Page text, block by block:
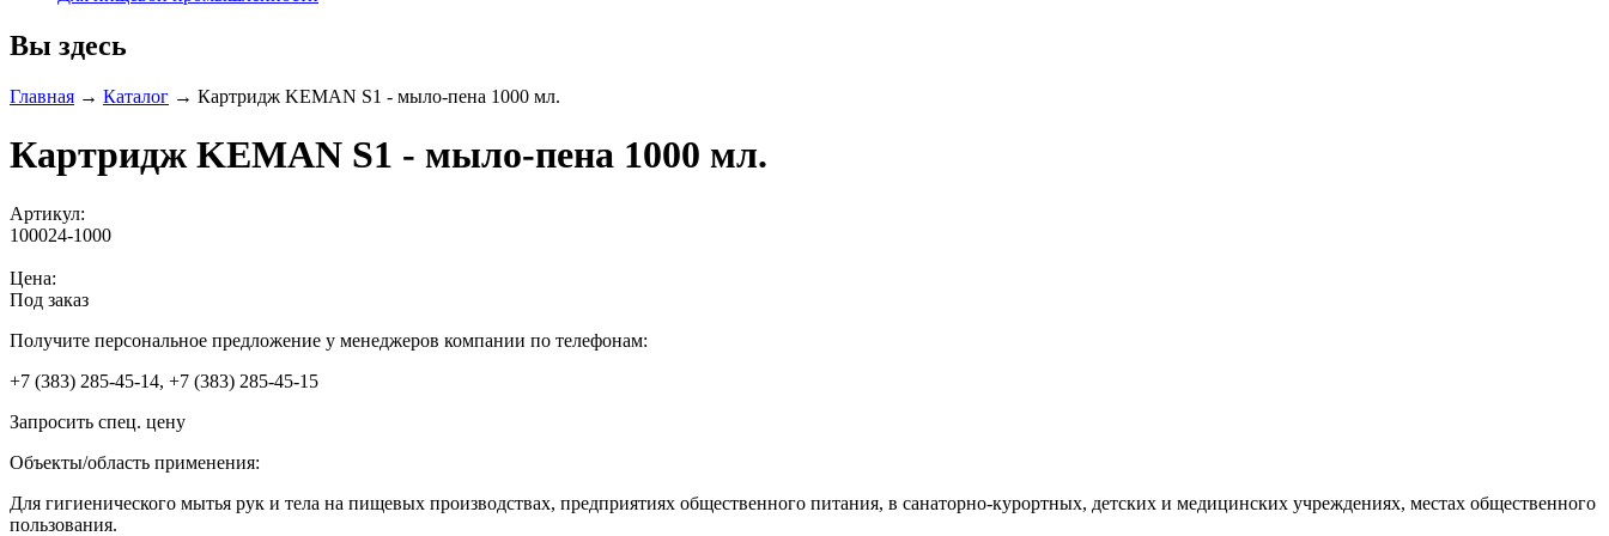
Вы здесь
Главная → Каталог → Картридж KEMAN S1 - мыло-пена 1000 мл.
Картридж KEMAN S1 - мыло-пена 1000 мл.
Артикул:
100024-1000
Цена:
Под заказ
Получите персональное предложение у менеджеров компании по телефонам:
+7 (383) 285-45-14, +7 (383) 285-45-15
Запросить спец. цену
Объекты/область применения:
Для гигиенического мытья рук и тела на пищевых производствах, предприятиях общественного питания, в санаторно-курортных, детских и медицинских учреждениях, местах общественного
пользования.